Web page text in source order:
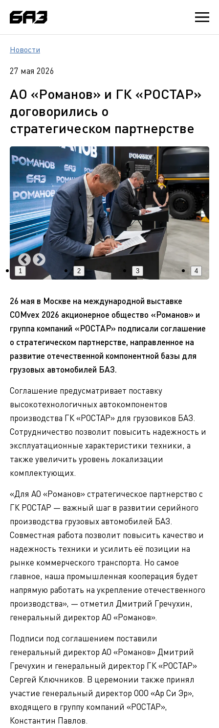
Новости
27 мая 2026
АО «Романов» и ГК «РОСТАР»
договорились о
стратегическом партнерстве
1 2 3 4
26 мая в Москве на международной выставке
COMvex 2026 акционерное общество «Романов» и
группа компаний «РОСТАР» подписали соглашение
о стратегическом партнерстве, направленное на
развитие отечественной компонентной базы для
грузовых автомобилей БАЗ.
Соглашение предусматривает поставку
высокотехнологичных автокомпонентов
производства ГК «РОСТАР» для грузовиков БАЗ.
Сотрудничество позволит повысить надежность и
эксплуатационные характеристики техники, а
также увеличить уровень локализации
комплектующих.
«Для АО «Романов» стратегическое партнерство с
ГК РОСТАР — важный шаг в развитии серийного
производства грузовых автомобилей БАЗ.
Совместная работа позволит повысить качество и
надежность техники и усилить её позиции на
рынке коммерческого транспорта. Но самое
главное, наша промышленная кооперация будет
напрямую работать на укрепление отечественного
производства», — отметил Дмитрий Гречухин,
генеральный директор АО «Романов».
Подписи под соглашением поставили
генеральный директор АО «Романов» Дмитрий
Гречухин и генеральный директор ГК «РОСТАР»
Сергей Ключников. В церемонии также принял
участие генеральный директор ООО «Ар Си Эр»,
входящего в группу компаний «РОСТАР»,
Константин Павлов.